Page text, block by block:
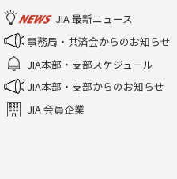
JIA 最新ニュース
事務局・共済会からのお知らせ
JIA本部・支部スケジュール
JIA本部・支部からのお知らせ
JIA 会員企業